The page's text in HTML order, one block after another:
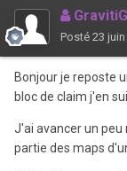
Posté 23
Bonjour je reposte
bloc de claim j'en
J'ai avancer un
partie des maps